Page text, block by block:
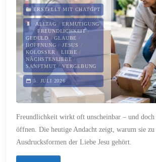
zu
sein
scheint"
ERSTELLT MIT CHATGPT
ALLTAG /ERMUTIGUNG
/ FREUNDLICHKEIT/
GEDULD /GLAUBE /
HOFFNUNG / JESUS /
KOLOSSER / LIEBE /
NÄCHSTENLIEBE /
SANFTMUT /VERGEBUNG
5. JULI 2026
Freundlichkeit wirkt oft unscheinbar – und doch
öffnen. Die heutige Andacht zeigt, warum sie zu
Ausdrucksformen der Liebe Jesu gehört.